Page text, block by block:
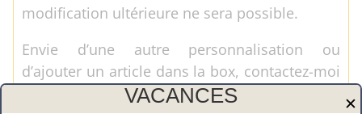
Prénom
modification ultérieure ne sera possible.
Envie d’une autre personnalisation ou
d’ajouter un article dans la box, contactez-moi
VACANCES ✕